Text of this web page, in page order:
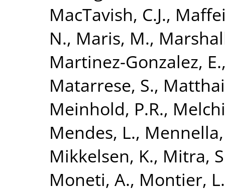
MacTavish, C.J.,
N., Maris, M.,
Martinez-Gonzalez, E.
Matarrese, S.,
Meinhold, P.R.,
Mendes, L.,
Mikkelsen, K., Mitra,
Moneti, A., Montier, L.